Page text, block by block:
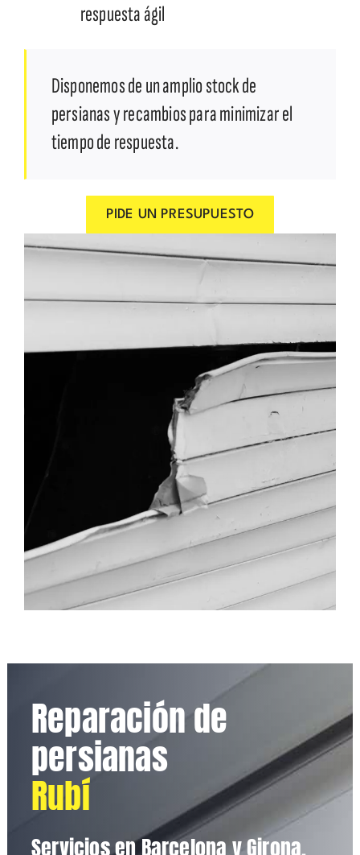
respuesta ágil
Disponemos de un amplio stock de
persianas y recambios para minimizar el
tiempo de respuesta.
PIDE UN PRESUPUESTO
Reparación de
persianas
Rubí
Servicios en Barcelona y Girona.